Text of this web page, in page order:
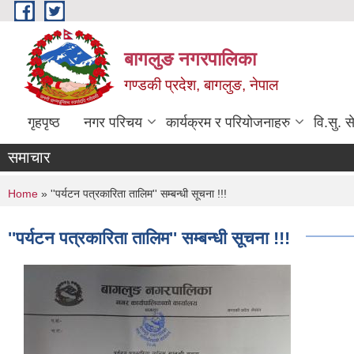
Skip to main content
बागलुङ नगरपालिका
गण्डकी प्रदेश, बागलुङ, नेपाल
गृहपृष्ठ नगर परिचय कार्यक्रम र परियोजनाहरु वि.सु.
समाचार
You are here
Home » ''पर्यटन पत्रकारिता तालिम'' सम्बन्धी सूचना !!!
''पर्यटन पत्रकारिता तालिम'' सम्बन्धी सूचना !!!